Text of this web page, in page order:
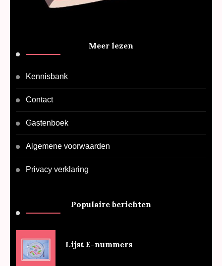
Meer lezen
Kennisbank
Contact
Gastenboek
Algemene voorwaarden
Privacy verklaring
Populaire berichten
Lijst E-nummers